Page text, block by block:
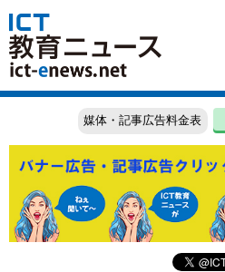
媒体・記事広告料金表